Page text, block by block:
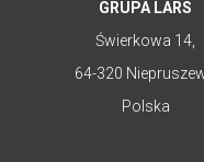
GRUPA LARS
Świerkowa 14,
64-320
Polska